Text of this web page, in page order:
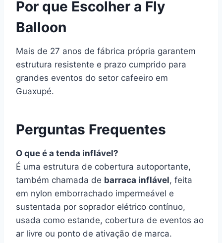
Por que Escolher a Fly
Balloon
Mais de 27 anos de fábrica própria garantem
estrutura resistente e prazo cumprido para
grandes eventos do setor cafeeiro em
Guaxupé.
Perguntas Frequentes
O que é a tenda inflável?
É uma estrutura de cobertura autoportante,
também chamada de barraca inflável, feita
em nylon emborrachado impermeável e
sustentada por soprador elétrico contínuo,
usada como estande, cobertura de eventos ao
ar livre ou ponto de ativação de marca.